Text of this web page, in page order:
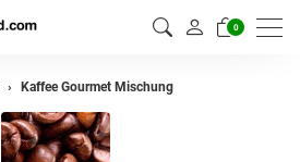
0
Kaffee Gourmet Mischung